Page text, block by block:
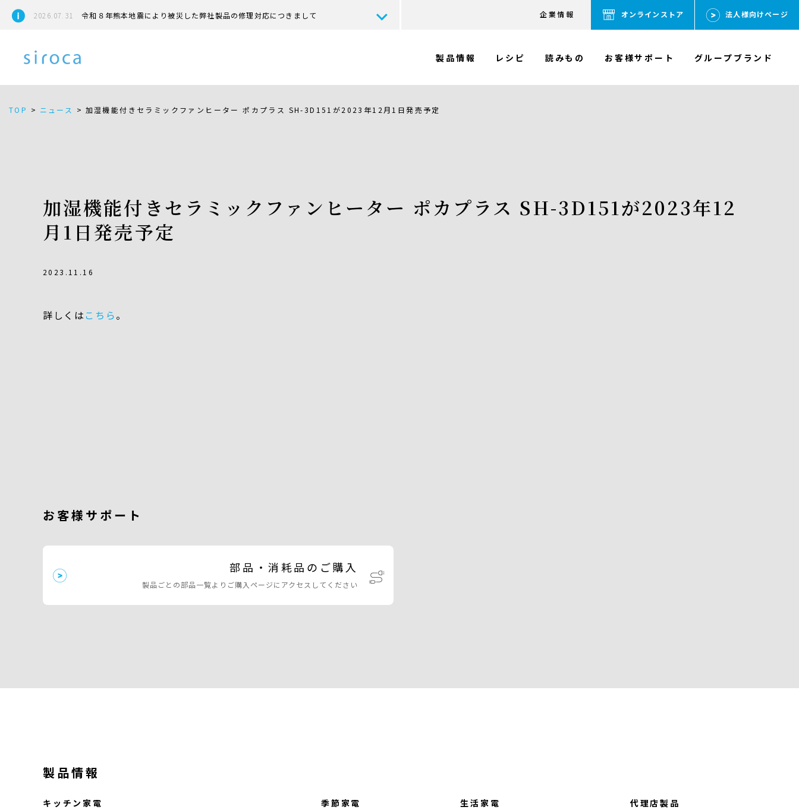
2026.07.31 令和８年熊本地震により被災した弊社製品の修理対応につきまして 企業情報 オンラインストア 法人様向けページ
製品情報 レシピ 読みもの お客様サポート グループブランド
TOP > ニュース > 加湿機能付きセラミックファンヒーター ポカプラス SH-3D151が2023年12月1日発売予定
加湿機能付きセラミックファンヒーター ポカプラス SH-3D151が2023年12
月1日発売予定
2023.11.16
詳しくは こちら。
お客様サポート
部品・消耗品のご購入
製品ごとの部品一覧よりご購入ページにアクセスしてください
製品情報
キッチン家電 季節家電 生活家電 代理店製品